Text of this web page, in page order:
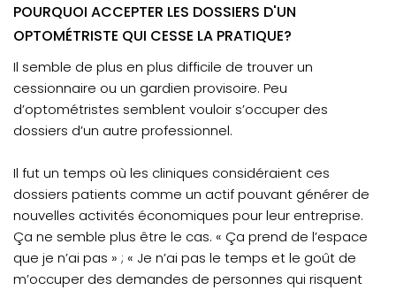
POURQUOI ACCEPTER LES DOSSIERS D'UN
OPTOMÉTRISTE QUI CESSE LA PRATIQUE?
Il semble de plus en plus difficile de trouver un
cessionnaire ou un gardien provisoire. Peu
d’optométristes semblent vouloir s’occuper des
dossiers d’un autre professionnel.
Il fut un temps où les cliniques considéraient ces
dossiers patients comme un actif pouvant générer de
nouvelles activités économiques pour leur entreprise.
Ça ne semble plus être le cas. « Ça prend de l’espace
que je n’ai pas » ; « Je n’ai pas le temps et le goût de
m’occuper des demandes de personnes qui risquent